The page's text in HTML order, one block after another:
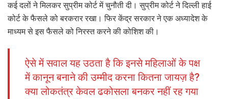
कई दलों ने मिलकर सुप्रीम कोर्ट में चुनौती दी। सुप्रीम कोर्ट ने दिल्ली हाई
कोर्ट के फैसले को बरकरार रखा। फिर केंद्र सरकार ने एक अध्यादेश के
माध्यम से इस फैसले को निरस्त करने की कोशिश की।
ऐसे में सवाल यह उठता है कि इनसे महिलाओं के पक्ष
में कानून बनाने की उम्मीद करना कितना जायज़ है?
क्या लोकतंत्र केवल ढकोसला बनकर नहीं रह गया